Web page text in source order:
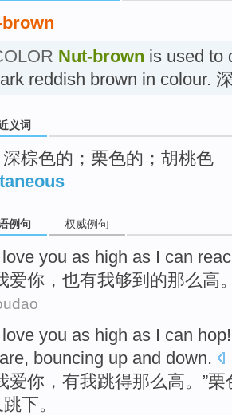
Nut-brown is used to
reddish brown in colour.
义词
深棕色的；栗色的；胡桃色
例句 权威例句
love you as high as I can
爱你 ，也有我够到的那么高
love you as high as I can hop
, bouncing up and down.
爱你 ，有我跳得那么高。”栗
下。